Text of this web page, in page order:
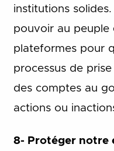
institutions
pouvoir au peuple
plateformes pour
processus de
des comptes au
actions ou
8- Protéger notre